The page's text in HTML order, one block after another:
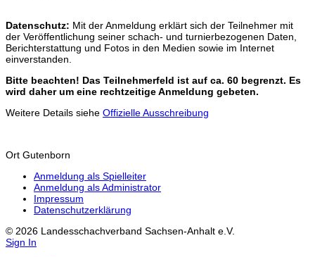
Datenschutz: Mit der Anmeldung erklärt sich der Teilnehmer mit
der Veröffentlichung seiner schach- und turnierbezogenen Daten,
Berichterstattung und Fotos in den Medien sowie im Internet
einverstanden.
Bitte beachten! Das Teilnehmerfeld ist auf ca. 60 begrenzt. Es
wird daher um eine rechtzeitige Anmeldung gebeten.
Weitere Details siehe Offizielle Ausschreibung
Ort Gutenborn
Anmeldung als Spielleiter
Anmeldung als Administrator
Impressum
Datenschutzerklärung
© 2026 Landesschachverband Sachsen-Anhalt e.V.
Sign In